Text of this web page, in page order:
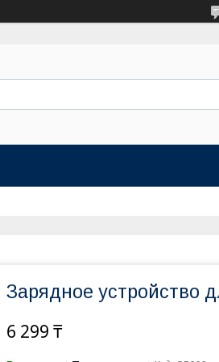
Зарядное устройство
6 299 ₸